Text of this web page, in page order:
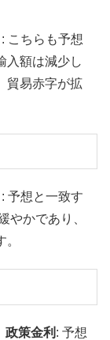
: こちらも予想
入額は減少し
貿易赤字が拡
: 予想と一致す
やかであり、
政策金利 : 予想